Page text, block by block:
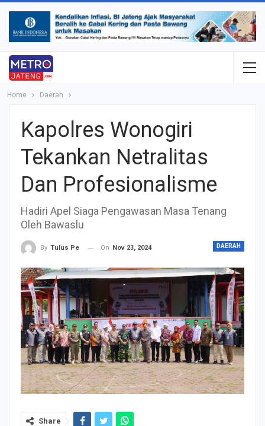
Home Daerah
Kapolres Wonogiri
Tekankan Netralitas
Dan Profesionalisme
Hadiri Apel Siaga Pengawasan Masa Tenang
Oleh Bawaslu
DAERAH
By Tulus Pe On Nov 23, 2024
Share